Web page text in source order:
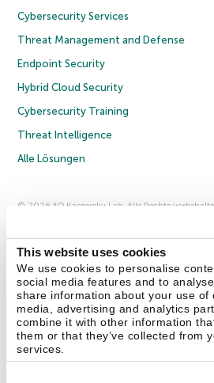
This website uses cookies
We use cookies to personalise
social media features and to
share information about your use of
media, advertising and analytics
combine it with other information
them or that they’ve collected from
services.
Cybersecurity Services
Threat Management and Defense
Endpoint Security
Hybrid Cloud Security
Cybersecurity Training
Threat Intelligence
Alle Lösungen
© 2026 AO Kaspersky Lab. Alle Rechte
Anmeldung zum Newsletter für B2B-
Kontakt Über uns Partner Blog
Weitere
Pressemitteilungen
Securelist Eugene Personal Blog Enzyklopädie